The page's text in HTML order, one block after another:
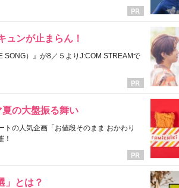
ュンが止まらん！
SONG）』が8／５よりJ:COM STREAMで
の大盤振る舞い
の人気企画「お値段そのまま おかわり
！
」とは？